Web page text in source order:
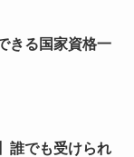
きる国家資格一
誰でも受けられ